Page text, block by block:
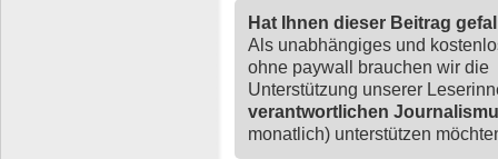
Hat Ihnen dieser Beitrag
Als unabhängiges und
ohne paywall brauchen wir die
Unterstützung unserer
verantwortlichen
monatlich) unterstützen